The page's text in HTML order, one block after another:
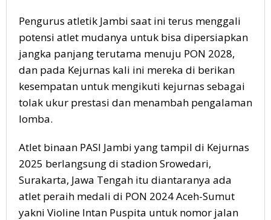
Pengurus atletik Jambi saat ini terus menggali
potensi atlet mudanya untuk bisa dipersiapkan
jangka panjang terutama menuju PON 2028,
dan pada Kejurnas kali ini mereka di berikan
kesempatan untuk mengikuti kejurnas sebagai
tolak ukur prestasi dan menambah pengalaman
lomba.
Atlet binaan PASI Jambi yang tampil di Kejurnas
2025 berlangsung di stadion Srowedari,
Surakarta, Jawa Tengah itu diantaranya ada
atlet peraih medali di PON 2024 Aceh-Sumut
yakni Violine Intan Puspita untuk nomor jalan